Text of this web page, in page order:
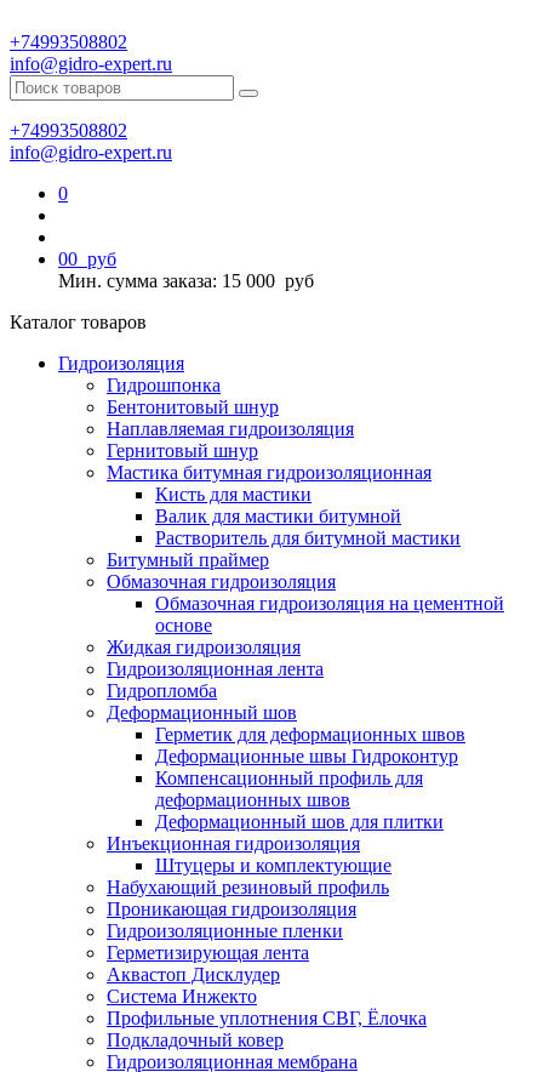
+74993508802
info@gidro-expert.ru
+74993508802
info@gidro-expert.ru
0
00 руб
Мин. сумма заказа: 15 000 руб
Каталог товаров
Гидроизоляция
Гидрошпонка
Бентонитовый шнур
Наплавляемая гидроизоляция
Гернитовый шнур
Мастика битумная гидроизоляционная
Кисть для мастики
Валик для мастики битумной
Растворитель для битумной мастики
Битумный праймер
Обмазочная гидроизоляция
Обмазочная гидроизоляция на цементной
основе
Жидкая гидроизоляция
Гидроизоляционная лента
Гидропломба
Деформационный шов
Герметик для деформационных швов
Деформационные швы Гидроконтур
Компенсационный профиль для
деформационных швов
Деформационный шов для плитки
Инъекционная гидроизоляция
Штуцеры и комплектующие
Набухающий резиновый профиль
Проникающая гидроизоляция
Гидроизоляционные пленки
Герметизирующая лента
Аквастоп Дисклудер
Система Инжекто
Профильные уплотнения СВГ, Ёлочка
Подкладочный ковер
Гидроизоляционная мембрана